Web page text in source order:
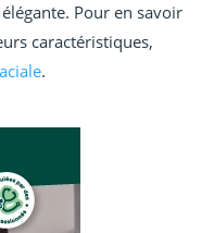
Pour en savoir
caractéristiques,
.